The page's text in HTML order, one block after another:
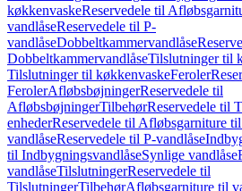
køkkenvaskeReservedele til
vandlåseReservedele til P-
vandlåseDobbeltkammervandlåse
DobbeltkammervandlåseTilslutninger til
Tilslutninger til køkkenvaskeFeroler
FerolerAfløbsbøjningerReservedele til
AfløbsbøjningerTilbehørReservedele til
enhederReservedele til Afløbsgarniture
vandlåseReservedele til P-vandlåse
til IndbygningsvandlåseSynlige vandlåse
vandlåseTilslutningerReservedele til
TilslutningerTilbehørAfløbsgarniture til